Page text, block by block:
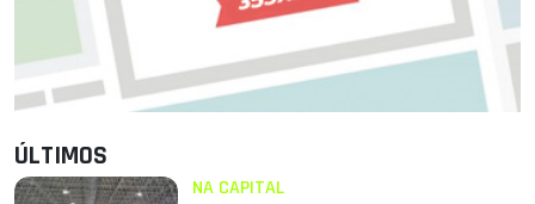
ÚLTIMOS
NA CAPITAL